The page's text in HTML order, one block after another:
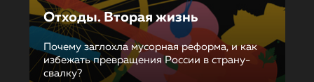
Отходы. Вторая жизнь
Почему заглохла мусорная реформа, и как
избежать превращения России в страну-
свалку?